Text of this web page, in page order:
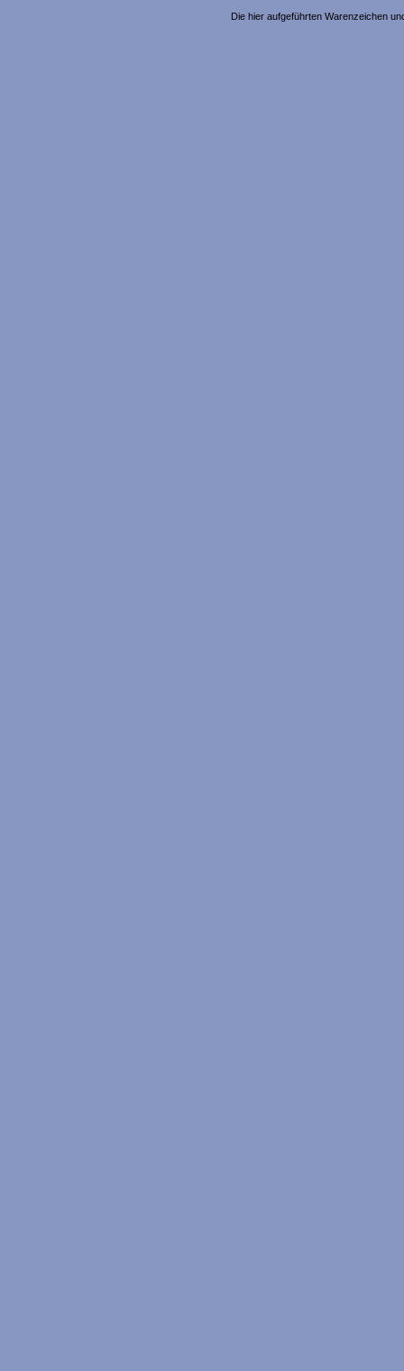
Die hier aufgeführten Warenzeichen